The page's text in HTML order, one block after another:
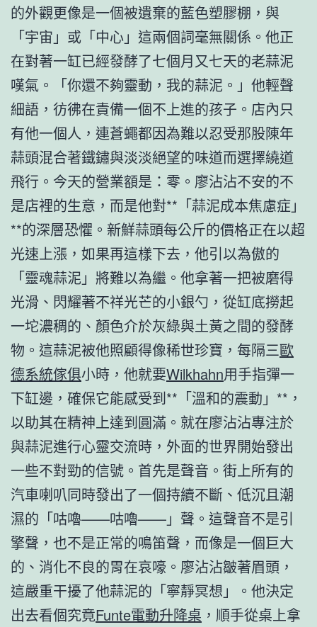
的外觀更像是一個被遺棄的藍色塑膠棚，與
「宇宙」或「中心」這兩個詞毫無關係。他正
在對著一缸已經發酵了七個月又七天的老蒜泥
嘆氣。「你還不夠靈動，我的蒜泥。」他輕聲
細語，彷彿在責備一個不上進的孩子。店內只
有他一個人，連蒼蠅都因為難以忍受那股陳年
蒜頭混合著鐵鏽與淡淡絕望的味道而選擇繞道
飛行。今天的營業額是：零。廖沾沾不安的不
是店裡的生意，而是他對**「蒜泥成本焦慮症」
**的深層恐懼。新鮮蒜頭每公斤的價格正在以超
光速上漲，如果再這樣下去，他引以為傲的
「靈魂蒜泥」將難以為繼。他拿著一把被磨得
光滑、閃耀著不祥光芒的小銀勺，從缸底撈起
一坨濃稠的、顏色介於灰綠與土黃之間的發酵
物。這蒜泥被他照顧得像稀世珍寶，每隔三歐
德系統傢俱小時，他就要Wilkhahn用手指彈一
下缸邊，確保它能感受到**「溫和的震動」**，
以助其在精神上達到圓滿。就在廖沾沾專注於
與蒜泥進行心靈交流時，外面的世界開始發出
一些不對勁的信號。首先是聲音。街上所有的
汽車喇叭同時發出了一個持續不斷、低沉且潮
濕的「咕嚕——咕嚕——」聲。這聲音不是引
擎聲，也不是正常的鳴笛聲，而像是一個巨大
的、消化不良的胃在哀嚎。廖沾沾皺著眉頭，
這嚴重干擾了他蒜泥的「寧靜冥想」。他決定
出去看個究竟Funte電動升降桌 ，順手從桌上拿